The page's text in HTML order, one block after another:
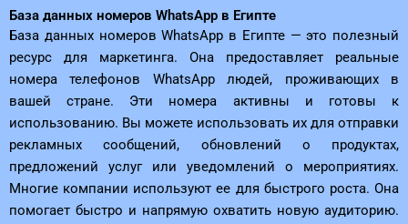
База данных номеров WhatsApp в Египте
База данных номеров WhatsApp в Египте — это полезный
ресурс для маркетинга. Она предоставляет реальные
номера телефонов WhatsApp людей, проживающих в
вашей стране. Эти номера активны и готовы к
использованию. Вы можете использовать их для отправки
рекламных сообщений, обновлений о продуктах,
предложений услуг или уведомлений о мероприятиях.
Многие компании используют ее для быстрого роста. Она
помогает быстро и напрямую охватить новую аудиторию.